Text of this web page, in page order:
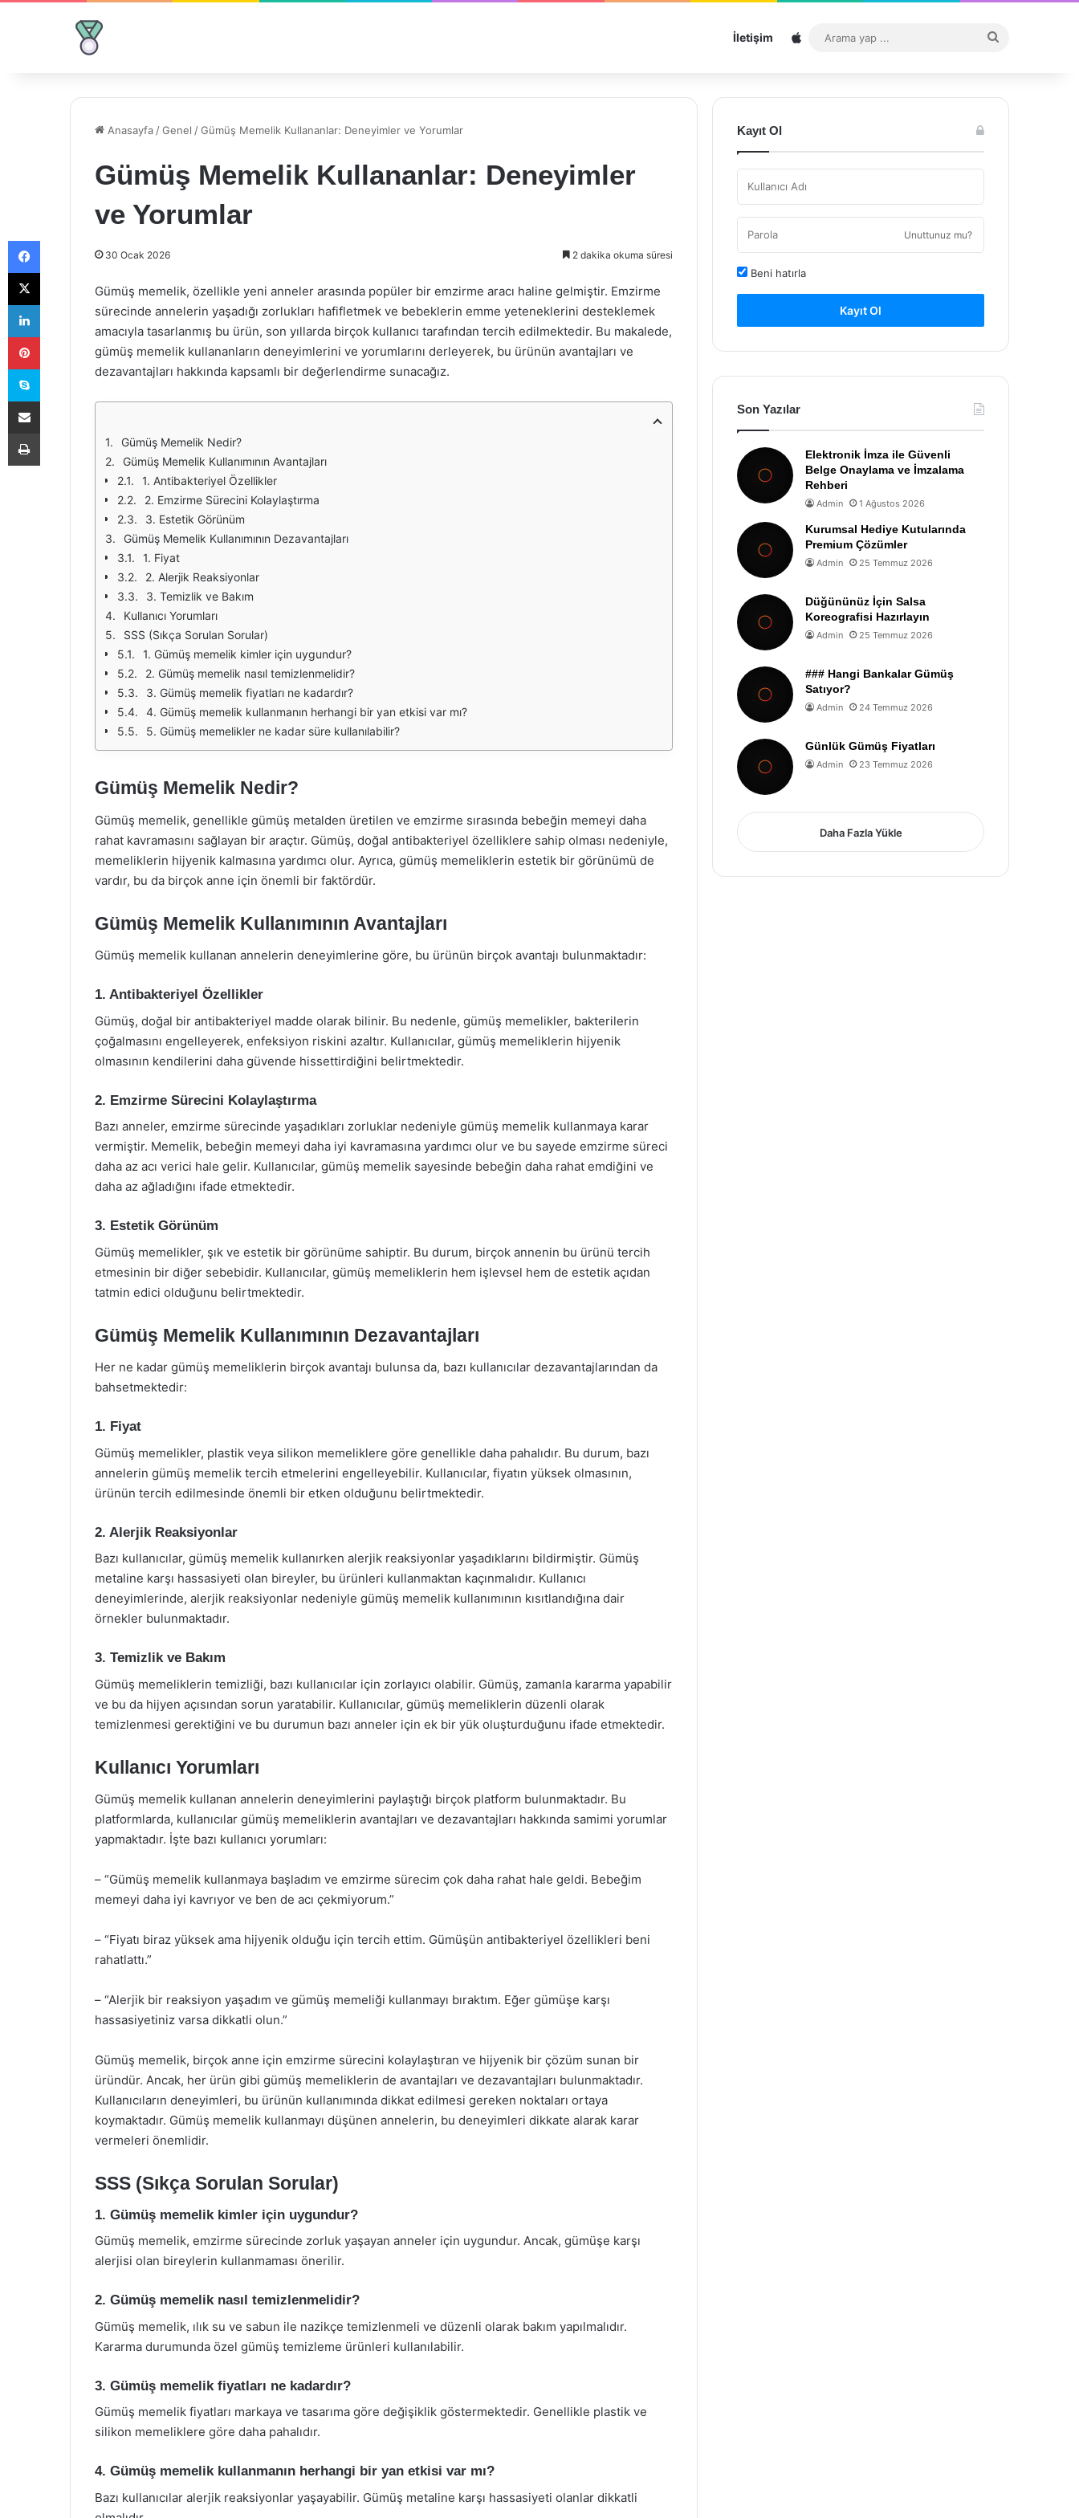
İletişim Sitemap
...
Anasayfa /Genel /Gümüş Memelik Kullananlar: Deneyimler ve Yorumlar
Gümüş Memelik Kullananlar: Deneyimler
ve Yorumlar
30 Ocak 2026 2 dakika okuma süresi
Gümüş memelik, özellikle yeni anneler arasında popüler bir emzirme aracı haline gelmiştir. Emzirme
sürecinde annelerin yaşadığı zorlukları hafifletmek ve bebeklerin emme yeteneklerini desteklemek
amacıyla tasarlanmış bu ürün, son yıllarda birçok kullanıcı tarafından tercih edilmektedir. Bu makalede,
gümüş memelik kullananların deneyimlerini ve yorumlarını derleyerek, bu ürünün avantajları ve
dezavantajları hakkında kapsamlı bir değerlendirme sunacağız.
Gümüş Memelik Nedir?
Gümüş Memelik Kullanımının Avantajları
1. Antibakteriyel Özellikler
2. Emzirme Sürecini Kolaylaştırma
3. Estetik Görünüm
Gümüş Memelik Kullanımının Dezavantajları
1. Fiyat
2. Alerjik Reaksiyonlar
3. Temizlik ve Bakım
Kullanıcı Yorumları
SSS (Sıkça Sorulan Sorular)
1. Gümüş memelik kimler için uygundur?
2. Gümüş memelik nasıl temizlenmelidir?
3. Gümüş memelik fiyatları ne kadardır?
4. Gümüş memelik kullanmanın herhangi bir yan etkisi var mı?
5. Gümüş memelikler ne kadar süre kullanılabilir?
Gümüş Memelik Nedir?
Gümüş memelik, genellikle gümüş metalden üretilen ve emzirme sırasında bebeğin memeyi daha
rahat kavramasını sağlayan bir araçtır. Gümüş, doğal antibakteriyel özelliklere sahip olması nedeniyle,
memeliklerin hijyenik kalmasına yardımcı olur. Ayrıca, gümüş memeliklerin estetik bir görünümü de
vardır, bu da birçok anne için önemli bir faktördür.
Gümüş Memelik Kullanımının Avantajları
Gümüş memelik kullanan annelerin deneyimlerine göre, bu ürünün birçok avantajı bulunmaktadır:
1. Antibakteriyel Özellikler
Gümüş, doğal bir antibakteriyel madde olarak bilinir. Bu nedenle, gümüş memelikler, bakterilerin
çoğalmasını engelleyerek, enfeksiyon riskini azaltır. Kullanıcılar, gümüş memeliklerin hijyenik
olmasının kendilerini daha güvende hissettirdiğini belirtmektedir.
2. Emzirme Sürecini Kolaylaştırma
Bazı anneler, emzirme sürecinde yaşadıkları zorluklar nedeniyle gümüş memelik kullanmaya karar
vermiştir. Memelik, bebeğin memeyi daha iyi kavramasına yardımcı olur ve bu sayede emzirme süreci
daha az acı verici hale gelir. Kullanıcılar, gümüş memelik sayesinde bebeğin daha rahat emdiğini ve
daha az ağladığını ifade etmektedir.
3. Estetik Görünüm
Gümüş memelikler, şık ve estetik bir görünüme sahiptir. Bu durum, birçok annenin bu ürünü tercih
etmesinin bir diğer sebebidir. Kullanıcılar, gümüş memeliklerin hem işlevsel hem de estetik açıdan
tatmin edici olduğunu belirtmektedir.
Gümüş Memelik Kullanımının Dezavantajları
Her ne kadar gümüş memeliklerin birçok avantajı bulunsa da, bazı kullanıcılar dezavantajlarından da
bahsetmektedir:
1. Fiyat
Gümüş memelikler, plastik veya silikon memeliklere göre genellikle daha pahalıdır. Bu durum, bazı
annelerin gümüş memelik tercih etmelerini engelleyebilir. Kullanıcılar, fiyatın yüksek olmasının,
ürünün tercih edilmesinde önemli bir etken olduğunu belirtmektedir.
2. Alerjik Reaksiyonlar
Bazı kullanıcılar, gümüş memelik kullanırken alerjik reaksiyonlar yaşadıklarını bildirmiştir. Gümüş
metaline karşı hassasiyeti olan bireyler, bu ürünleri kullanmaktan kaçınmalıdır. Kullanıcı
deneyimlerinde, alerjik reaksiyonlar nedeniyle gümüş memelik kullanımının kısıtlandığına dair
örnekler bulunmaktadır.
3. Temizlik ve Bakım
Gümüş memeliklerin temizliği, bazı kullanıcılar için zorlayıcı olabilir. Gümüş, zamanla kararma yapabilir
ve bu da hijyen açısından sorun yaratabilir. Kullanıcılar, gümüş memeliklerin düzenli olarak
temizlenmesi gerektiğini ve bu durumun bazı anneler için ek bir yük oluşturduğunu ifade etmektedir.
Kullanıcı Yorumları
Gümüş memelik kullanan annelerin deneyimlerini paylaştığı birçok platform bulunmaktadır. Bu
platformlarda, kullanıcılar gümüş memeliklerin avantajları ve dezavantajları hakkında samimi yorumlar
yapmaktadır. İşte bazı kullanıcı yorumları:
– “Gümüş memelik kullanmaya başladım ve emzirme sürecim çok daha rahat hale geldi. Bebeğim
memeyi daha iyi kavrıyor ve ben de acı çekmiyorum.”
– “Fiyatı biraz yüksek ama hijyenik olduğu için tercih ettim. Gümüşün antibakteriyel özellikleri beni
rahatlattı.”
– “Alerjik bir reaksiyon yaşadım ve gümüş memeliği kullanmayı bıraktım. Eğer gümüşe karşı
hassasiyetiniz varsa dikkatli olun.”
Gümüş memelik, birçok anne için emzirme sürecini kolaylaştıran ve hijyenik bir çözüm sunan bir
üründür. Ancak, her ürün gibi gümüş memeliklerin de avantajları ve dezavantajları bulunmaktadır.
Kullanıcıların deneyimleri, bu ürünün kullanımında dikkat edilmesi gereken noktaları ortaya
koymaktadır. Gümüş memelik kullanmayı düşünen annelerin, bu deneyimleri dikkate alarak karar
vermeleri önemlidir.
SSS (Sıkça Sorulan Sorular)
1. Gümüş memelik kimler için uygundur?
Gümüş memelik, emzirme sürecinde zorluk yaşayan anneler için uygundur. Ancak, gümüşe karşı
alerjisi olan bireylerin kullanmaması önerilir.
2. Gümüş memelik nasıl temizlenmelidir?
Gümüş memelik, ılık su ve sabun ile nazikçe temizlenmeli ve düzenli olarak bakım yapılmalıdır.
Kararma durumunda özel gümüş temizleme ürünleri kullanılabilir.
3. Gümüş memelik fiyatları ne kadardır?
Gümüş memelik fiyatları markaya ve tasarıma göre değişiklik göstermektedir. Genellikle plastik ve
silikon memeliklere göre daha pahalıdır.
4. Gümüş memelik kullanmanın herhangi bir yan etkisi var mı?
Bazı kullanıcılar alerjik reaksiyonlar yaşayabilir. Gümüş metaline karşı hassasiyeti olanlar dikkatli
Kayıt Ol
Unuttunuz mu?
Beni hatırla
Kayıt Ol
Son Yazılar
Elektronik İmza ile Güvenli
Belge Onaylama ve İmzalama
Rehberi
Admin 1 Ağustos 2026
Kurumsal Hediye Kutularında
Premium Çözümler
Admin 25 Temmuz 2026
Düğününüz İçin Salsa
Koreografisi Hazırlayın
Admin 25 Temmuz 2026
### Hangi Bankalar Gümüş
Satıyor?
Admin 24 Temmuz 2026
Günlük Gümüş Fiyatları
Admin 23 Temmuz 2026
Daha Fazla Yükle
Facebook
X
LinkedIn
Pinterest
Skype
E-Posta ile paylaş